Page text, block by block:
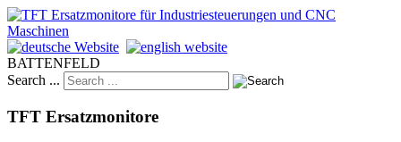
BATTENFELD
Search ...
TFT Ersatzmonitore